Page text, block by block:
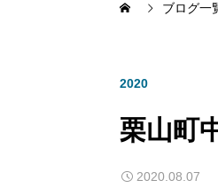
ブログ一
2020
栗山町
2020.08.07